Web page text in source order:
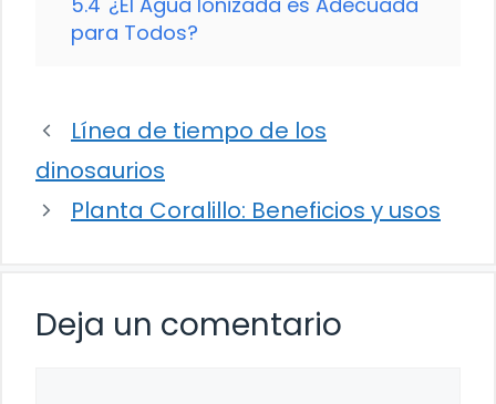
para Todos?
Línea de tiempo de los
dinosaurios
Planta Coralillo: Beneficios y usos
Deja un comentario